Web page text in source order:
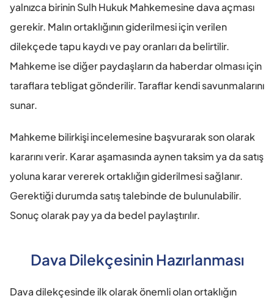
yalnızca birinin Sulh Hukuk Mahkemesine dava açması
gerekir. Malın ortaklığının giderilmesi için verilen
dilekçede tapu kaydı ve pay oranları da belirtilir.
Mahkeme ise diğer paydaşların da haberdar olması için
taraflara tebligat gönderilir. Taraflar kendi savunmalarını
sunar.
Mahkeme bilirkişi incelemesine başvurarak son olarak
kararını verir. Karar aşamasında aynen taksim ya da satış
yoluna karar vererek ortaklığın giderilmesi sağlanır.
Gerektiği durumda satış talebinde de bulunulabilir.
Sonuç olarak pay ya da bedel paylaştırılır.
Dava Dilekçesinin Hazırlanması
Dava dilekçesinde ilk olarak önemli olan ortaklığın